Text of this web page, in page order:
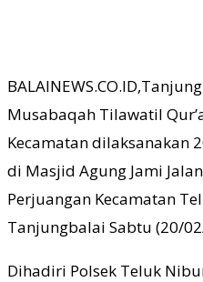
Musabaqah Tilawatil
Kecamatan dilaksanakan
di Masjid Agung Jami
Perjuangan Kecamatan
Tanjungbalai Sabtu (20/
Dihadiri Polsek Teluk